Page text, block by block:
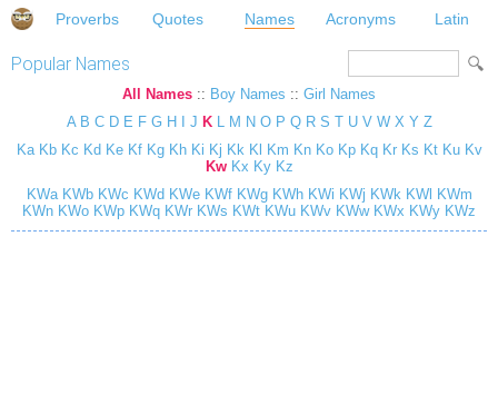
Proverbs Quotes Names Acronyms Latin
Popular Names
All Names :: Boy Names :: Girl Names
A B C D E F G H J K L M N O P Q R S T U V W X Y Z
Ka Kb Kc Kd Ke Kf Kg Kh Ki Kj Kk Kl Km Kn Ko Kp Kq Kr Ks Kt Ku Kv
Kw Kx Ky Kz
KWaKWbKWc KWd KWeKWfKWgKWhKWi KWj KWkKWl KWm
KWn KWo KWp KWq KWr KWs KWt KWu KWv KWwKWx KWy KWz